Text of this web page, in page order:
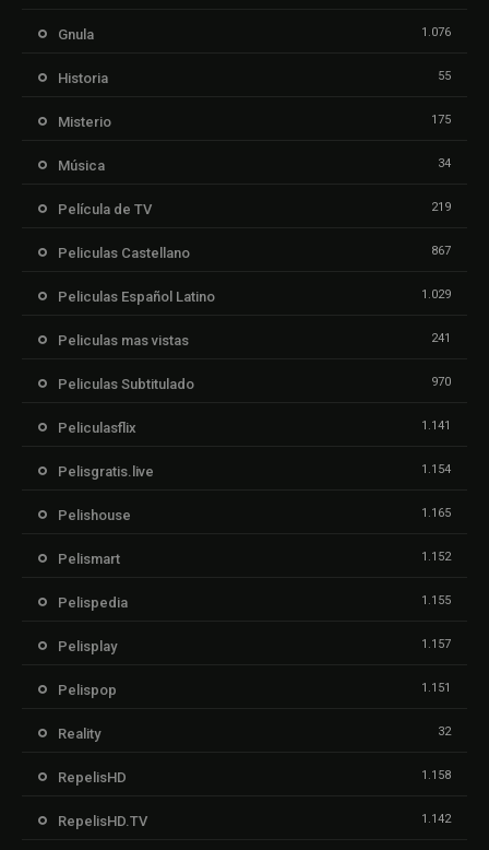
Gnula 1.076
Historia 55
Misterio 175
Música 34
Película de TV 219
Peliculas Castellano 867
Peliculas Español Latino 1.029
Peliculas mas vistas 241
Peliculas Subtitulado 970
Peliculasflix 1.141
Pelisgratis.live 1.154
Pelishouse 1.165
Pelismart 1.152
Pelispedia 1.155
Pelisplay 1.157
Pelispop 1.151
Reality 32
RepelisHD 1.158
RepelisHD.TV 1.142